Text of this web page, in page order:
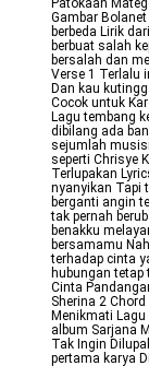
Patokaan
Gambar
berbeda Lirik
berbuat salah
bersalah dan
Verse 1 Terlalu
Dan kau
Cocok untuk
Lagu tembang
dibilang ada
sejumlah
seperti Chrisye
Terlupakan
nyanyikan Tapi
berganti angin
tak pernah
benakku
bersamamu
terhadap cinta
hubungan
Cinta
Sherina 2
Menikmati
album Sarjana
Tak Ingin
pertama karya